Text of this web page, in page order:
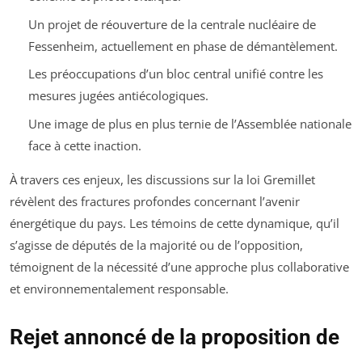
Un projet de réouverture de la centrale nucléaire de
Fessenheim, actuellement en phase de démantèlement.
Les préoccupations d’un bloc central unifié contre les
mesures jugées antiécologiques.
Une image de plus en plus ternie de l’Assemblée nationale
face à cette inaction.
À travers ces enjeux, les discussions sur la loi Gremillet
révèlent des fractures profondes concernant l’avenir
énergétique du pays. Les témoins de cette dynamique, qu’il
s’agisse de députés de la majorité ou de l’opposition,
témoignent de la nécessité d’une approche plus collaborative
et environnementalement responsable.
Rejet annoncé de la proposition de